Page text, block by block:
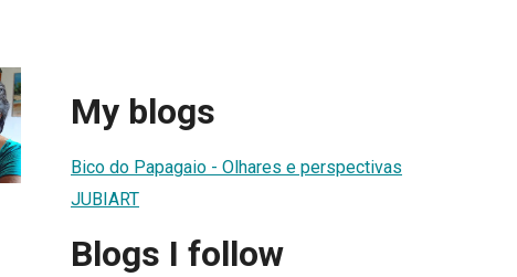
My blogs
Bico do Papagaio - Olhares e perspectivas
JUBIART
Blogs I follow